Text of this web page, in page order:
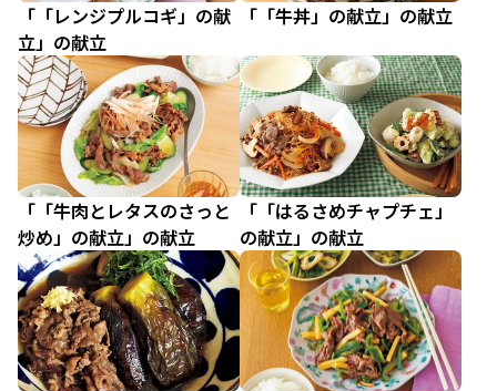
「「レンジプルコギ」の献
立」の献立
「「牛丼」の献立」の献立
「「牛肉とレタスのさっと
炒め」の献立」の献立
「「はるさめチャプチェ」
の献立」の献立